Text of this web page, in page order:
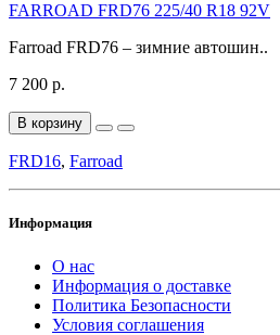
FARROAD FRD76 225/40 R18 92V
Farroad FRD76 – зимние автошин..
7 200 р.
В корзину
FRD16, Farroad
Информация
О нас
Информация о доставке
Политика Безопасности
Условия соглашения